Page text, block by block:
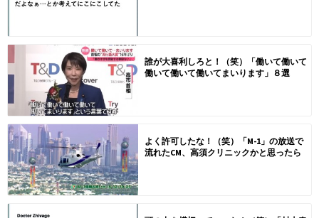
誰が大喜利しろと！（笑）「働いて働いて
働いて働いて働いてまいります」８選
よく許可したな！（笑）「M-1」の放送で
流れたCM、高須クリニックかと思ったら